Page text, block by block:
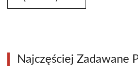
Najczęściej Zadawane